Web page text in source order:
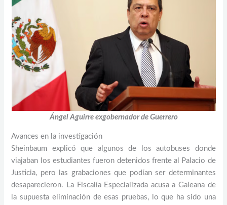
Ángel Aguirre exgobernador de Guerrero
Avances en la investigación
Sheinbaum explicó que algunos de los autobuses donde
viajaban los estudiantes fueron detenidos frente al Palacio de
Justicia, pero las grabaciones que podían ser determinantes
desaparecieron. La Fiscalía Especializada acusa a Galeana de
la supuesta eliminación de esas pruebas, lo que ha sido una